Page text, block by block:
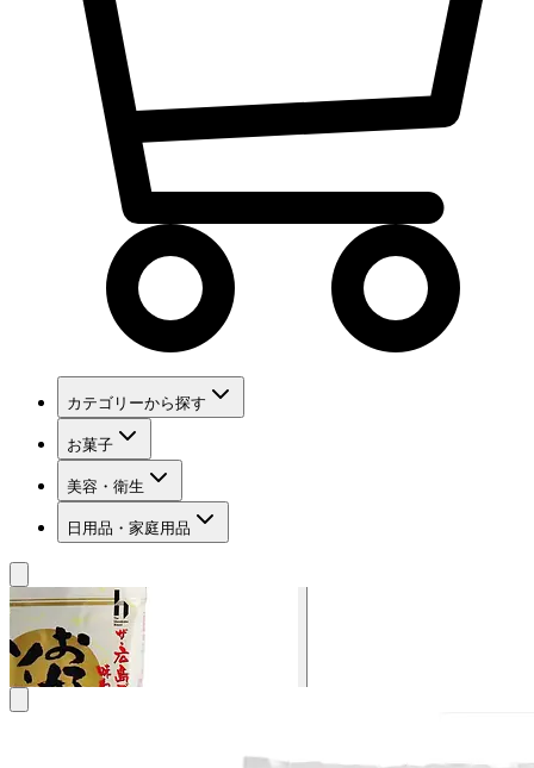
カテゴリーから探す
お菓子
美容・衛生
日用品・家庭用品